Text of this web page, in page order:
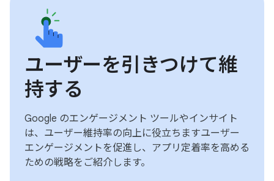
ユーザーを引きつけて維
持する
Google のエンゲージメント ツールやインサイト
は、ユーザー維持率の向上に役立ちますユーザー
エンゲージメントを促進し、アプリ定着率を高める
ための戦略をご紹介します。